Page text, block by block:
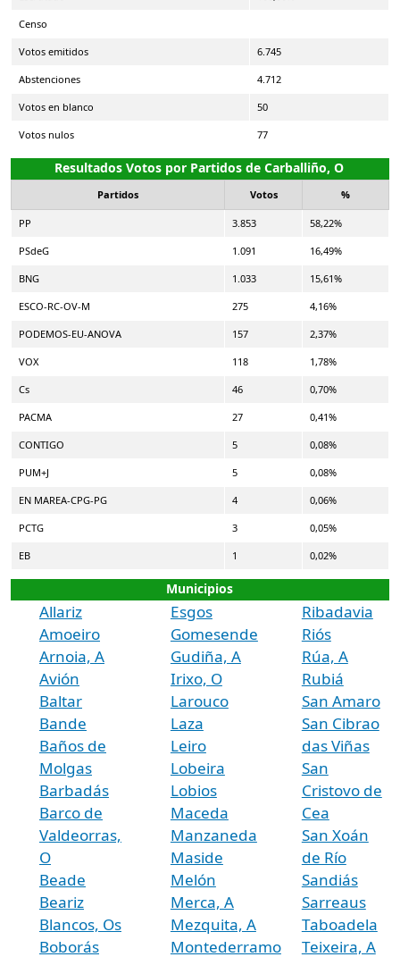
Censo
Votos emitidos 6.745
Abstenciones 4.712
Votos en blanco 50
Votos nulos 77
Resultados Votos por Partidos de Carballiño, O
Partidos Votos %
PP 3.853 58,22%
PSdeG 1.091 16,49%
BNG 1.033 15,61%
ESCO-RC-OV-M 275 4,16%
PODEMOS-EU-ANOVA 157 2,37%
VOX 118 1,78%
Cs 46 0,70%
PACMA 27 0,41%
CONTIGO 5 0,08%
PUM+J 5 0,08%
EN MAREA-CPG-PG 4 0,06%
PCTG 3 0,05%
EB 1 0,02%
Municipios
Allariz
Amoeiro
Arnoia, A
Avión
Baltar
Bande
Baños de
Molgas
Barbadás
Barco de
Valdeorras,
O
Beade
Beariz
Blancos, Os
Boborás
Esgos
Gomesende
Gudiña, A
Irixo, O
Larouco
Laza
Leiro
Lobeira
Lobios
Maceda
Manzaneda
Maside
Melón
Merca, A
Mezquita, A
Montederramo
Ribadavia
Riós
Rúa, A
Rubiá
San Amaro
San Cibrao
das Viñas
San
Cristovo de
Cea
San Xoán
de Río
Sandiás
Sarreaus
Taboadela
Teixeira, A